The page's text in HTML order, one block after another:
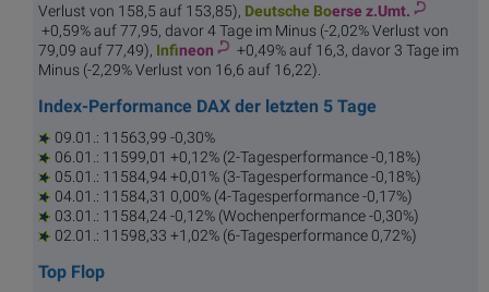
Verlust von 158,5 auf 153,85), Deutsche Boerse z.Umt.
+0,59% auf 77,95, davor 4 Tage im Minus (-2,02% Verlust von
79,09 auf 77,49), Infineon
+0,49% auf 16,3, davor 3 Tage im
Minus (-2,29% Verlust von 16,6 auf 16,22).
Index-Performance DAX der letzten 5 Tage
09.01.: 11563,99 -0,30%
06.01.: 11599,01 +0,12% (2-Tagesperformance -0,18%)
05.01.: 11584,94 +0,01% (3-Tagesperformance -0,18%)
04.01.: 11584,31 0,00% (4-Tagesperformance -0,17%)
03.01.: 11584,24 -0,12% (Wochenperformance -0,30%)
02.01.: 11598,33 +1,02% (6-Tagesperformance 0,72%)
Top Flop